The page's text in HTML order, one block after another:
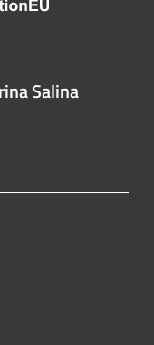
Salina